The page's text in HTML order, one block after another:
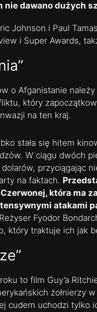
nie dawano dużych
Johnson i Paul
i Super Awards,
o Afganistanie
który
na ten kraj.
stała się hitem
W ciągu dwóch
przyciągając
na faktach.
która ma
atakami
Fyodor
który traktuje ich jak
to film Guy’a
żołnierzy
cudem uchodzi tylko